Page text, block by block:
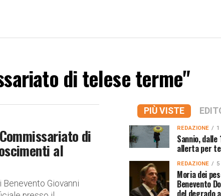
di telese terme"
di
al
Benevento Giovanni
PIÙ VISTE
REDAZIONE 1
Sannio, dalle
allerta per
REDAZIONE 5
Moria dei
Benevento
del degrado